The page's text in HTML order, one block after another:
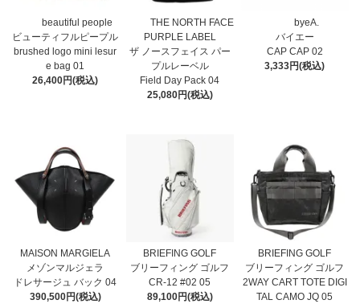
beautiful people
ビューティフルピープル
brushed logo mini lesur
e bag 01
26,400円(税込)
THE NORTH FACE
PURPLE LABEL
ザ ノースフェイス パー
プルレーベル
Field Day Pack 04
25,080円(税込)
byeA.
バイエー
CAP CAP 02
3,333円(税込)
MAISON MARGIELA
メゾンマルジェラ
ドレサージュ バック 04
390,500円(税込)
BRIEFING GOLF
ブリーフィング ゴルフ
CR-12 #02 05
89,100円(税込)
BRIEFING GOLF
ブリーフィング ゴルフ
2WAY CART TOTE DIGI
TAL CAMO JQ 05